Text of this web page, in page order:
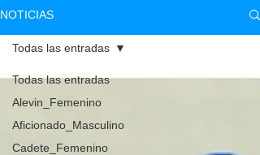
NOTICIAS
Todas las entradas
Alevin_Femenino
Aficionado_Masculino
Cadete_Femenino
Todas las entradas